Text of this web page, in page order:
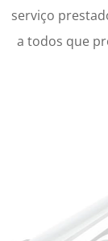
serviço
a todos que